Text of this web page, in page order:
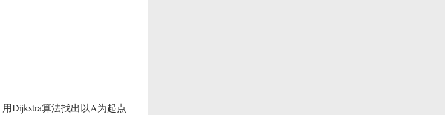
用Dijkstra算法找出以A为起点